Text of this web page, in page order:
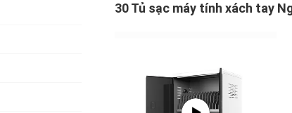
30 Tủ sạc máy tính xách tay